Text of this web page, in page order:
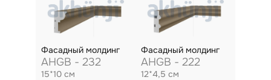
Фасадный молдинг
AHGB - 232
15*10 см
Фасадный молдинг
AHGB - 222
12*4,5 см